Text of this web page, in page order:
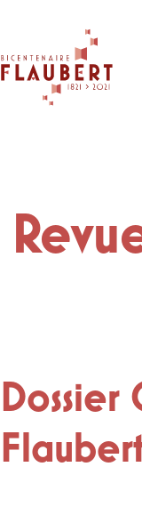
to
main
content
Dossier